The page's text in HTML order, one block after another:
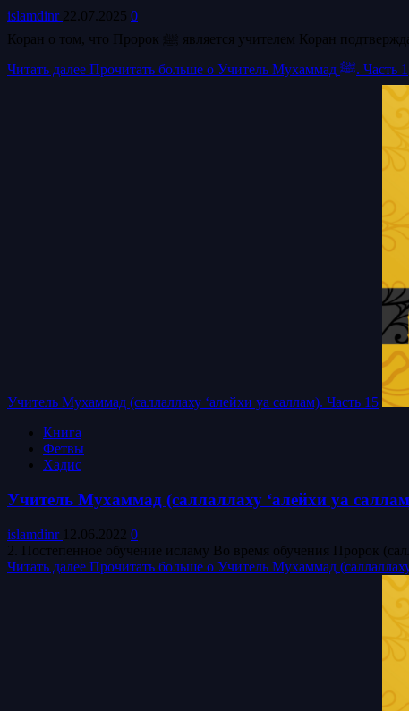
islamdinr 22.07.2025 0
Читать далее
Прочитать больше о Учитель Мухаммад ﷺ. Часть 1
Учитель Мухаммад (саллаллаху ‘алейхи уа саллам). Часть 15
Книга
Фетвы
Хадис
Учитель Мухаммад (саллаллаху ‘алейхи уа
islamdinr 12.06.2022 0
2. Постепенное обучение исламу Во время обучения Пророк
Читать далее Прочитать больше о Учитель Мухаммад